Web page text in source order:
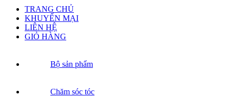
TRANG CHỦ
KHUYẾN MẠI
LIÊN HỆ
GIỎ HÀNG
Bộ sản phẩm
Chăm sóc tóc